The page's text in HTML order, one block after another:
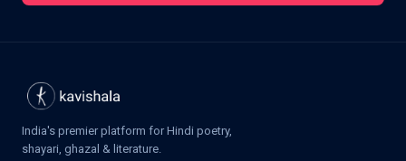
India's premier platform for Hindi poetry,
shayari, ghazal & literature.